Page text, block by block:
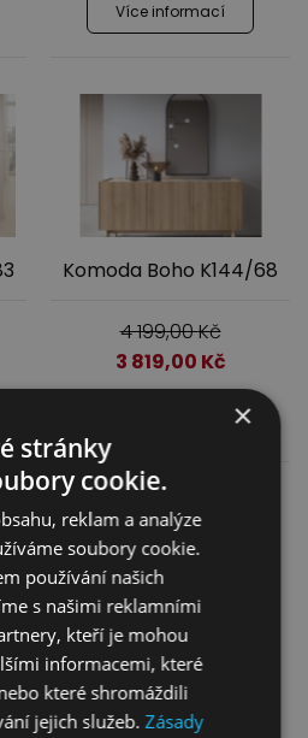
Více informací
Komoda Boho K144/68
4 199,00Kč
3 819,00 Kč
Komoda Nova K104 -
černá
×
stránky
cookie.
reklam a analýze
soubory cookie.
používání našich
s našimi reklamními
kteří je mohou
informacemi, které
které shromáždili
jejich služeb.Zásady